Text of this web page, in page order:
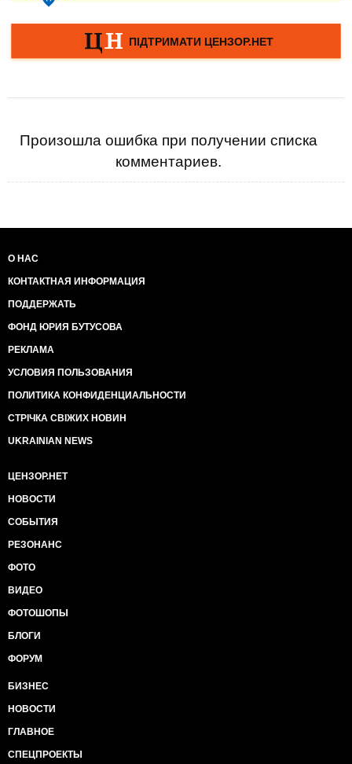
Произошла ошибка при получении списка
комментариев.
О НАС
КОНТАКТНАЯ ИНФОРМАЦИЯ
ПОДДЕРЖАТЬ
ФОНД ЮРИЯ БУТУСОВА
РЕКЛАМА
УСЛОВИЯ ПОЛЬЗОВАНИЯ
ПОЛИТИКА КОНФИДЕНЦИАЛЬНОСТИ
СТРІЧКА СВІЖИХ НОВИН
UKRAINIAN NEWS
ЦЕНЗОР.НЕТ
НОВОСТИ
СОБЫТИЯ
РЕЗОНАНС
ФОТО
ВИДЕО
ФОТОШОПЫ
БЛОГИ
ФОРУМ
БИЗНЕС
НОВОСТИ
ГЛАВНОЕ
СПЕЦПРОЕКТЫ